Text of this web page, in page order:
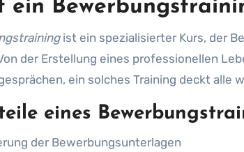
ein
ist ein spezialisierter Kurs, der
der Erstellung eines professionellen
ein solches Training deckt alle
eines
der Bewerbungsunterlagen